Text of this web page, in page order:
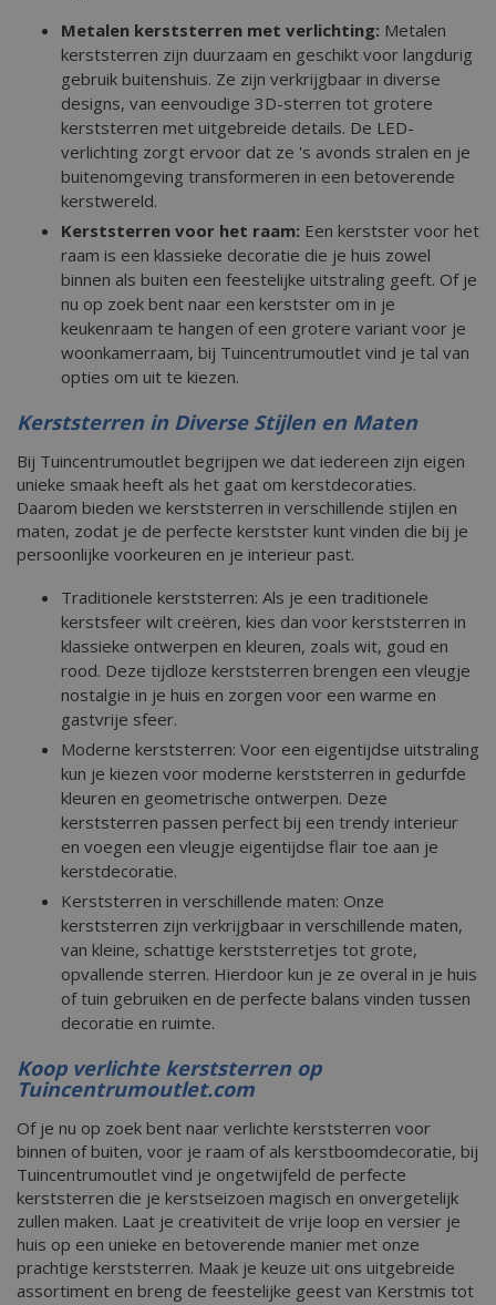
Metalen kerststerren met verlichting: Metalen
kerststerren zijn duurzaam en geschikt voor langdurig
gebruik buitenshuis. Ze zijn verkrijgbaar in diverse
designs, van eenvoudige 3D-sterren tot grotere
kerststerren met uitgebreide details. De LED-
verlichting zorgt ervoor dat ze 's avonds stralen en je
buitenomgeving transformeren in een betoverende
kerstwereld.
Kerststerren voor het raam: Een kerstster voor het
raam is een klassieke decoratie die je huis zowel
binnen als buiten een feestelijke uitstraling geeft. Of je
nu op zoek bent naar een kerstster om in je
keukenraam te hangen of een grotere variant voor je
woonkamerraam, bij Tuincentrumoutlet vind je tal van
opties om uit te kiezen.
Kerststerren in Diverse Stijlen en Maten
Bij Tuincentrumoutlet begrijpen we dat iedereen zijn eigen
unieke smaak heeft als het gaat om kerstdecoraties.
Daarom bieden we kerststerren in verschillende stijlen en
maten, zodat je de perfecte kerstster kunt vinden die bij je
persoonlijke voorkeuren en je interieur past.
Traditionele kerststerren: Als je een traditionele
kerstsfeer wilt creëren, kies dan voor kerststerren in
klassieke ontwerpen en kleuren, zoals wit, goud en
rood. Deze tijdloze kerststerren brengen een vleugje
nostalgie in je huis en zorgen voor een warme en
gastvrije sfeer.
Moderne kerststerren: Voor een eigentijdse uitstraling
kun je kiezen voor moderne kerststerren in gedurfde
kleuren en geometrische ontwerpen. Deze
kerststerren passen perfect bij een trendy interieur
en voegen een vleugje eigentijdse flair toe aan je
kerstdecoratie.
Kerststerren in verschillende maten: Onze
kerststerren zijn verkrijgbaar in verschillende maten,
van kleine, schattige kerststerretjes tot grote,
opvallende sterren. Hierdoor kun je ze overal in je huis
of tuin gebruiken en de perfecte balans vinden tussen
decoratie en ruimte.
Koop verlichte kerststerren op
Tuincentrumoutlet.com
Of je nu op zoek bent naar verlichte kerststerren voor
binnen of buiten, voor je raam of als kerstboomdecoratie, bij
Tuincentrumoutlet vind je ongetwijfeld de perfecte
kerststerren die je kerstseizoen magisch en onvergetelijk
zullen maken. Laat je creativiteit de vrije loop en versier je
huis op een unieke en betoverende manier met onze
prachtige kerststerren. Maak je keuze uit ons uitgebreide
assortiment en breng de feestelijke geest van Kerstmis tot